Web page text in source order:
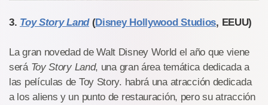
3. Toy Story Land (Disney Hollywood Studios, EEUU)
La gran novedad de Walt Disney World el año que viene
seráToy Story Land, una gran área temática dedicada a
las películas de Toy Story. habrá una atracción dedicada
a los aliens y un punto de restauración, pero su atracción